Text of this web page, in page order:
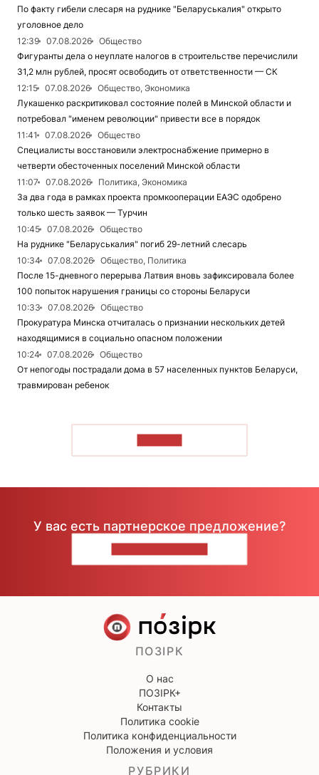
По факту гибели слесаря на руднике "Беларуськалия" открыто
уголовное дело
12:39
07.08.2026
Общество
Фигуранты дела о неуплате налогов в строительстве перечислили
31,2 млн рублей, просят освободить от ответственности — СК
12:15
07.08.2026
Общество, Экономика
Лукашенко раскритиковал состояние полей в Минской области и
потребовал "именем революции" привести все в порядок
11:41
07.08.2026
Общество
Специалисты восстановили электроснабжение примерно в
четверти обесточенных поселений Минской области
11:07
07.08.2026
Политика, Экономика
За два года в рамках проекта промкооперации ЕАЭС одобрено
только шесть заявок — Турчин
10:45
07.08.2026
Общество
На руднике "Беларуськалия" погиб 29-летний слесарь
10:34
07.08.2026
Общество, Политика
После 15-дневного перерыва Латвия вновь зафиксировала более
100 попыток нарушения границы со стороны Беларуси
10:33
07.08.2026
Общество
Прокуратура Минска отчиталась о признании нескольких детей
находящимися в социально опасном положении
10:24
07.08.2026
Общество
От непогоды пострадали дома в 57 населенных пунктов Беларуси,
травмирован ребенок
У вас есть партнерское предложение?
ПОЗІРК
О нас
ПОЗІРК+
Контакты
Политика cookie
Политика конфиденциальности
Положения и условия
РУБРИКИ